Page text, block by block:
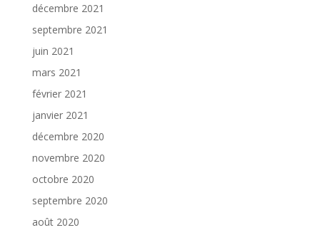
décembre 2021
septembre 2021
juin 2021
mars 2021
février 2021
janvier 2021
décembre 2020
novembre 2020
octobre 2020
septembre 2020
août 2020